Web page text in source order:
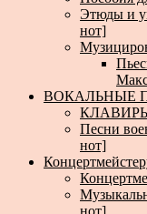
Этюды и
нот]
ВОКАЛЬНЫЕ
КЛАВИРЫ
Песни
нот]
нот]